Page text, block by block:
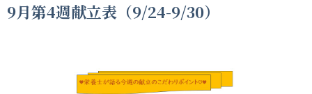
9月第4週献立表（9/24-9/30）